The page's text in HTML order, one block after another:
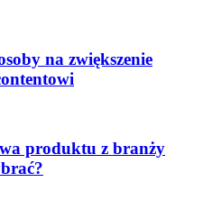
na zwiększenie
produktu z branży